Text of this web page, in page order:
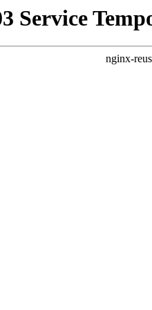
Service
nginx-